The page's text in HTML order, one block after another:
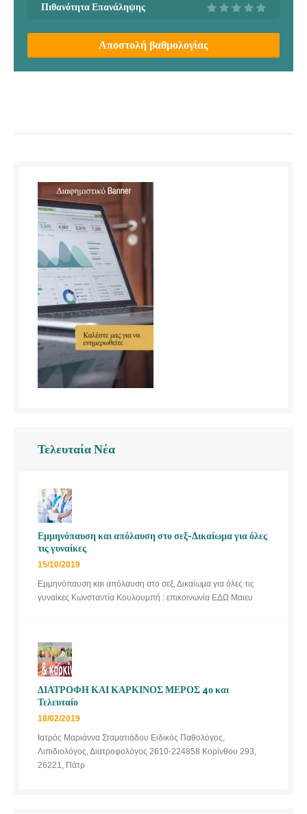
Πιθανότητα Επανάληψης
Αποστολή βαθμολογίας
Τελευταία Νέα
Εμμηνόπαυση και απόλαυση στο σεξ-Δικαίωμα για όλες
τις γυναίκες
15/10/2019
Εμμηνόπαυση και απόλαυση στο σεξ, Δικαίωμα για όλες τις
γυναίκες Κωνσταντία Κουλουμπή : επικοινωνία ΕΔΩ Μαιευ
ΔΙΑΤΡΟΦΗ ΚΑΙ ΚΑΡΚΙΝΟΣ ΜΕΡΟΣ 4ο και
Τελευταίο
18/02/2019
Ιατρός Μαριάννα Σταματιάδου Ειδικός Παθολόγος,
Λιπιδιολόγος, Διατροφολόγος 2610-224858 Κορίνθου 293,
26221, Πάτρ